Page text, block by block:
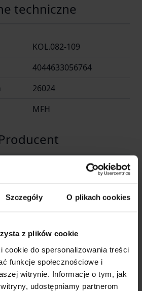
Szczegóły O plikach cookies
z plików cookie
cookie do spersonalizowania treści
funkcje społecznościowe i
witrynie. Informacje o tym, jak
udostępniamy partnerom
techniczne
KOL.082-109
4044633056764
26024
MFH
Niemcy
DE-86462
Langweid am Lech
info@maxfuchs.de